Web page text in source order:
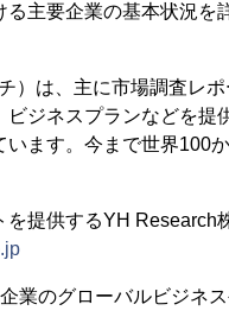
主要企業の基本状況を
）は、主に市場調査レ
ビジネスプランなどを
ます。今まで世界100
を提供するYH Research
業のグローバルビジネ